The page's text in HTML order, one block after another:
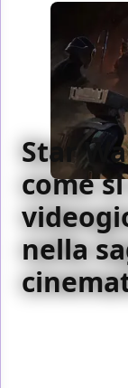
Star
come
nella